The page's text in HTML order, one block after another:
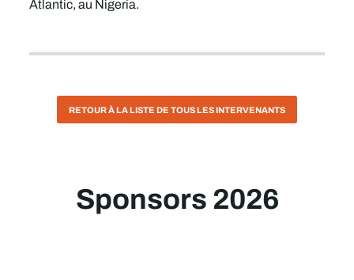
Atlantic, au Nigeria.
RETOUR À LA LISTE DE TOUS LES INTERVENANTS
Sponsors 2026